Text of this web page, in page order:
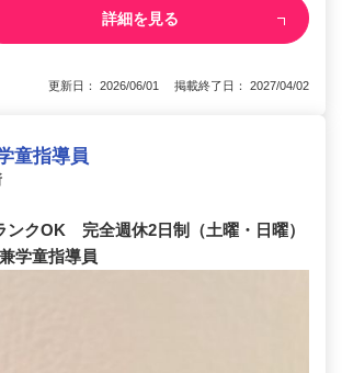
詳細を見る
更新日： 2026/06/01 掲載終了日： 2027/04/02
童指導員
ンクOK 完全週休2日制（土曜・日曜）
学童指導員